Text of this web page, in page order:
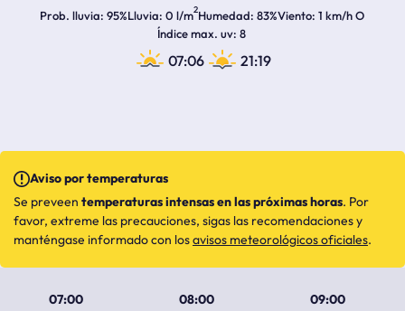
Prob. lluvia 95%Lluvia 0 l/m2Humedad 83%Viento 1 km/h O
Índice max. uv 8
07:06 21:19
07:00 08:00 09:00
Aviso por temperaturas
Se preveen temperaturas intensas en las próximas horas. Por
favor, extreme las precauciones, sigas las recomendaciones y
manténgase informado con losavisos meteorológicos oficiales.